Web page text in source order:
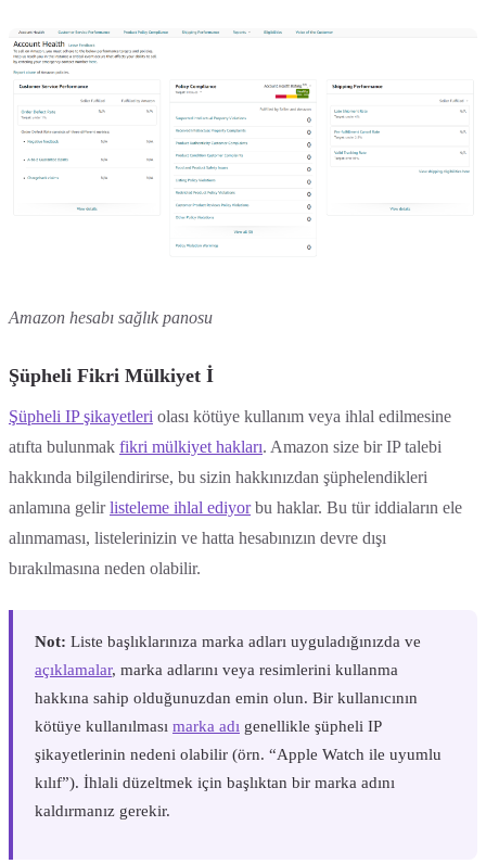
Amazon hesabı sağlık panosu
Şüpheli Fikri Mülkiyet İ
Şüpheli IP şikayetleri olası kötüye kullanım veya ihlal edilmesine
atıfta bulunmak fikri mülkiyet hakları. Amazon size bir IP talebi
hakkında bilgilendirirse, bu sizin hakkınızdan şüphelendikleri
anlamına gelirlisteleme ihlal ediyorbu haklar. Bu tür iddiaların ele
alınmaması, listelerinizin ve hatta hesabınızın devre dışı
bırakılmasına neden olabilir.
Not: Liste başlıklarınıza marka adları uyguladığınızda ve
açıklamalar, marka adlarını veya resimlerini kullanma
hakkına sahip olduğunuzdan emin olun. Bir kullanıcının
kötüye kullanılması marka adı genellikle şüpheli IP
şikayetlerinin nedeni olabilir (örn. “Apple Watch ile uyumlu
kılıf”). İhlali düzeltmek için başlıktan bir marka adını
kaldırmanız gerekir.